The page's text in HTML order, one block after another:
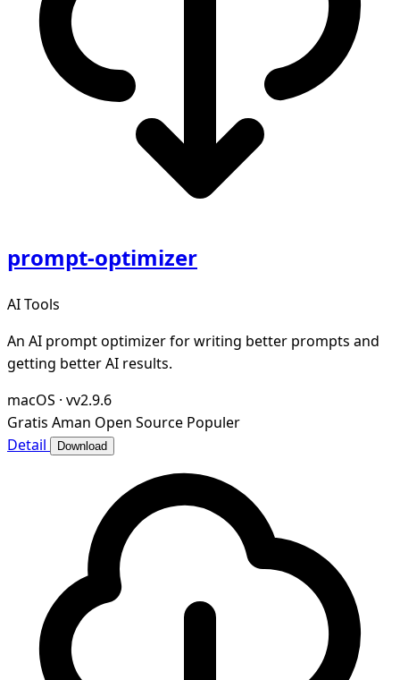
prompt-optimizer
AI Tools
An AI prompt optimizer for writing better prompts and
getting better AI results.
macOS · vv2.9.6
Gratis Aman Open Source Populer
Detail
Download